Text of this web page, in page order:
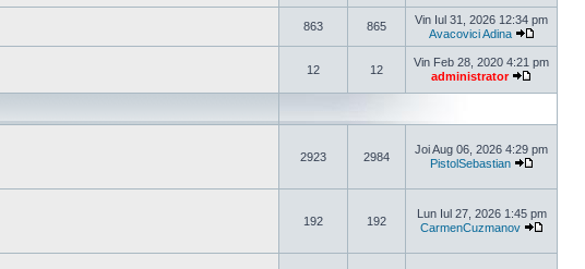
863 865
Vin Iul 31, 2026 12:34 pm
Avacovici Adina
Vezi
12 12
Vin Feb 28, 2020 4:21 pm
administrator
2923 2984
Joi Aug 06, 2026 4:29 pm
PistolSebastian
192 192
Lun Iul 27, 2026 1:45 pm
CarmenCuzmanov